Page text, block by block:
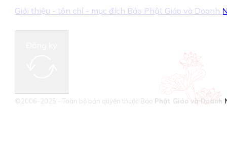
Giới thiệu - tôn chỉ - mục đích Báo Phật Giáo và Doanh
©2006-2025 - Toàn bộ bản quyền thuộc Báo Phật Giáo và Doanh